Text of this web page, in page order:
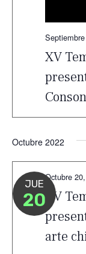
XV
Octubre 2022
JUE
20XV
arte
Octubre